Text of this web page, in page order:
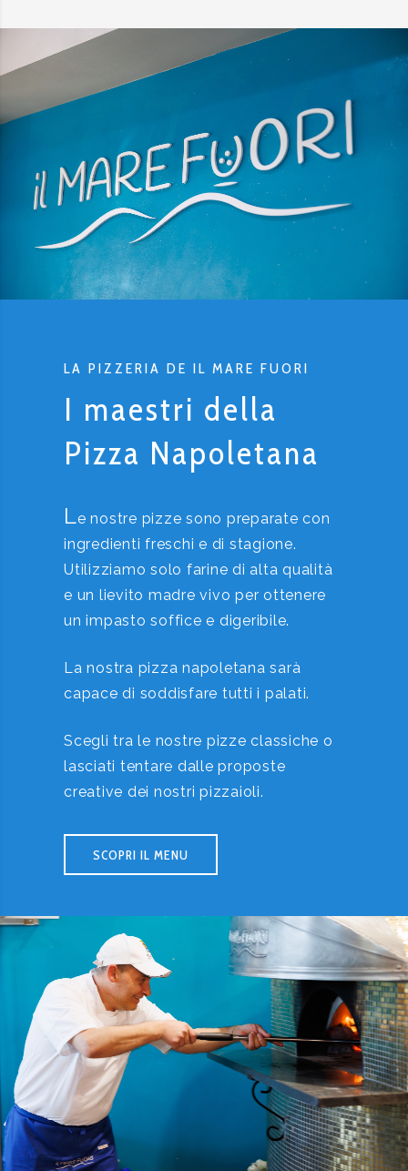
LA PIZZERIA DE IL MARE FUORI
I maestri della
Pizza Napoletana
Le nostre pizze sono preparate con
ingredienti freschi e di stagione.
Utilizziamo solo farine di alta qualità
e un lievito madre vivo per ottenere
un impasto soffice e digeribile.
La nostra pizza napoletana sarà
capace di soddisfare tutti i palati.
Scegli tra le nostre pizze classiche o
lasciati tentare dalle proposte
creative dei nostri pizzaioli.
SCOPRI IL MENU